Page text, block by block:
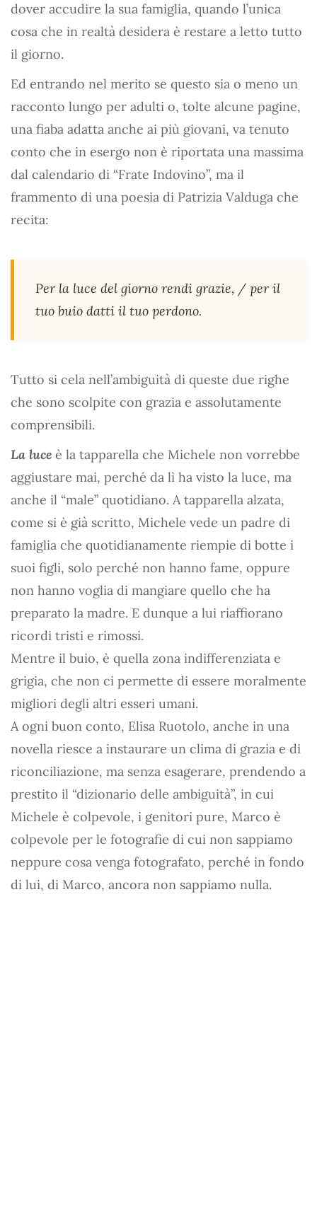
dover accudire la sua famiglia, quando l’unica
cosa che in realtà desidera è restare a letto tutto
il giorno.
Ed entrando nel merito se questo sia o meno un
racconto lungo per adulti o, tolte alcune pagine,
una fiaba adatta anche ai più giovani, va tenuto
conto che in esergo non è riportata una massima
dal calendario di “Frate Indovino”, ma il
frammento di una poesia di Patrizia Valduga che
recita:
Per la luce del giorno rendi grazie, / per il
tuo buio datti il tuo perdono.
Tutto si cela nell’ambiguità di queste due righe
che sono scolpite con grazia e assolutamente
comprensibili.
La luce è la tapparella che Michele non vorrebbe
aggiustare mai, perché da lì ha visto la luce, ma
anche il “male” quotidiano. A tapparella alzata,
come si è già scritto, Michele vede un padre di
famiglia che quotidianamente riempie di botte i
suoi figli, solo perché non hanno fame, oppure
non hanno voglia di mangiare quello che ha
preparato la madre. E dunque a lui riaffiorano
ricordi tristi e rimossi.
Mentre il buio, è quella zona indifferenziata e
grigia, che non ci permette di essere moralmente
migliori degli altri esseri umani.
A ogni buon conto, Elisa Ruotolo, anche in una
novella riesce a instaurare un clima di grazia e di
riconciliazione, ma senza esagerare, prendendo a
prestito il “dizionario delle ambiguità”, in cui
Michele è colpevole, i genitori pure, Marco è
colpevole per le fotografie di cui non sappiamo
neppure cosa venga fotografato, perché in fondo
di lui, di Marco, ancora non sappiamo nulla.